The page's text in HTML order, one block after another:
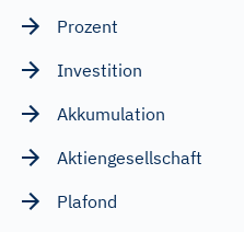
Prozent
Investition
Akkumulation
Aktiengesellschaft
Plafond